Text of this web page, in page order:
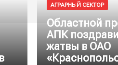
АГРАРНЫЙ СЕКТОР
Областной
АПК
жатвы в ОАО